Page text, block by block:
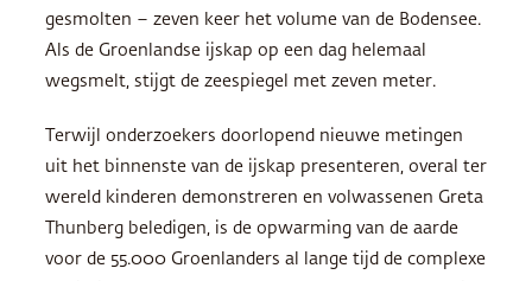
gesmolten – zeven keer het volume van de Bodensee.
Als de Groenlandse ijskap op een dag helemaal
wegsmelt, stijgt de zeespiegel met zeven meter.
Terwijl onderzoekers doorlopend nieuwe metingen
uit het binnenste van de ijskap presenteren, overal ter
wereld kinderen demonstreren en volwassenen Greta
Thunberg beledigen, is de opwarming van de aarde
voor de 55.000 Groenlanders al lange tijd de complexe